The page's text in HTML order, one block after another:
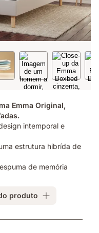
Emma Original,
intemporal e
estrutura hibrída de
de memória
produto